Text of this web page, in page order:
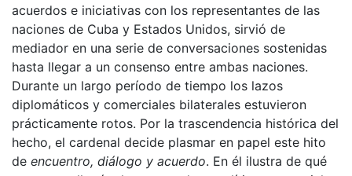
acuerdos e iniciativas con los representantes de las
naciones de Cuba y Estados Unidos, sirvió de
mediador en una serie de conversaciones sostenidas
hasta llegar a un consenso entre ambas naciones.
Durante un largo período de tiempo los lazos
diplomáticos y comerciales bilaterales estuvieron
prácticamente rotos. Por la trascendencia histórica del
hecho, el cardenal decide plasmar en papel este hito
de encuentro, diálogo y acuerdo. En él ilustra de qué